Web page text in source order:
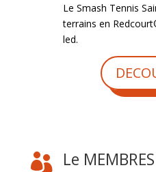
Le Smash Tennis
terrains en
led.
 Le MEMBRES